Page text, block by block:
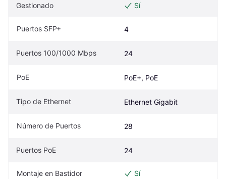
Gestionado Sí
Puertos SFP+ 4
Puertos 100/1000 Mbps 24
PoE PoE+, PoE
Tipo de Ethernet Ethernet Gigabit
Número de Puertos 28
Puertos PoE 24
Montaje en Bastidor Sí